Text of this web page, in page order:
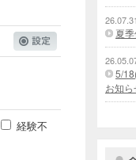
経験不
26.07.31
夏
5/
お知ら